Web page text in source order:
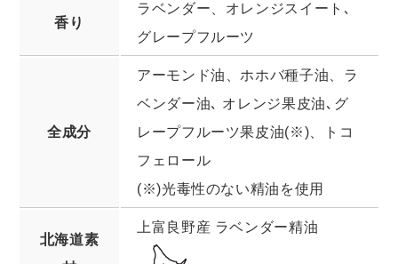
香り
ラベンダー、オレンジスイート､
グレープフルーツ
全成分
アーモンド油、ホホバ種子油、ラ
ベンダー油､ オレンジ果皮油､グ
レープフルーツ果皮油(※)、トコ
フェロール
(※)光毒性のない精油を使用
北海道素
上富良野産 ラベンダー精油